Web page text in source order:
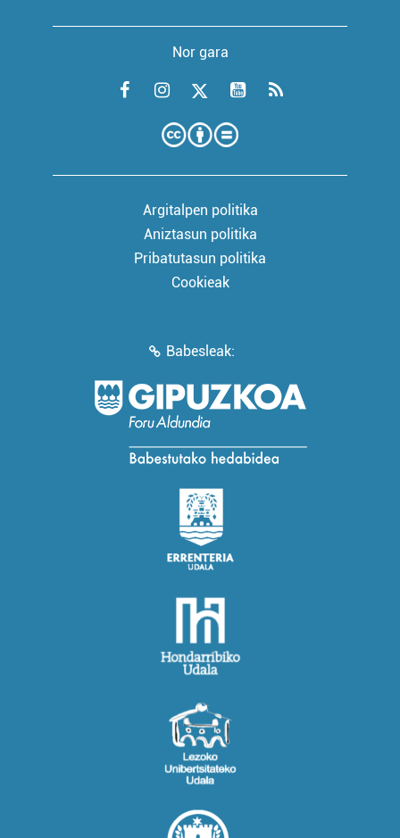
Nor gara
Argitalpen politika
Aniztasun politika
Pribatutasun politika
Cookieak
Babesleak: